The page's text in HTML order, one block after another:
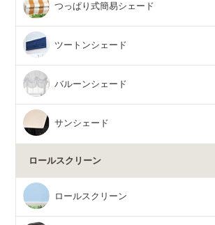
つっぱり式簡易シェード
ツートンシェード
バルーンシェード
サンシェード
ロールスクリーン
ロールスクリーン